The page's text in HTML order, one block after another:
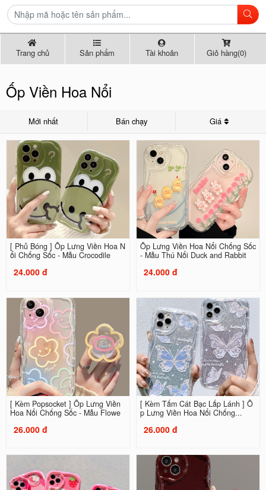
Trang chủ Sản phẩm Tài khoản Giỏ hàng(0)
Ốp Viền Hoa Nổi
Mới nhất Bán chạy Giá
[ Phủ Bóng ] Ốp Lưng Viền Hoa N
ổi Chống Sốc - Mẫu Crocodile
24.000 đ
Ốp Lưng Viền Hoa Nổi Chống Sốc
- Mẫu Thú Nổi Duck and Rabbit
24.000 đ
[ Kèm Popsocket ] Ốp Lưng Viền
Hoa Nổi Chống Sốc - Mẫu Flowe
26.000 đ
[ Kèm Tấm Cát Bạc Lấp Lánh ] Ố
p Lưng Viền Hoa Nổi Chống...
26.000 đ